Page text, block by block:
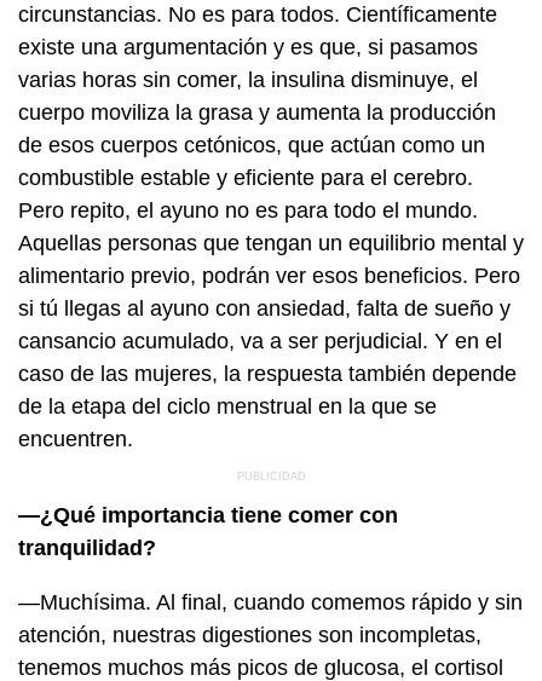
circunstancias. No es para todos. Científicamente
existe una argumentación y es que, si pasamos
varias horas sin comer, la insulina disminuye, el
cuerpo moviliza la grasa y aumenta la producción
de esos cuerpos cetónicos, que actúan como un
combustible estable y eficiente para el cerebro.
Pero repito, el ayuno no es para todo el mundo.
Aquellas personas que tengan un equilibrio mental y
alimentario previo, podrán ver esos beneficios. Pero
si tú llegas al ayuno con ansiedad, falta de sueño y
cansancio acumulado, va a ser perjudicial. Y en el
caso de las mujeres, la respuesta también depende
de la etapa del ciclo menstrual en la que se
encuentren.
—¿Qué importancia tiene comer con
tranquilidad?
—Muchísima. Al final, cuando comemos rápido y sin
atención, nuestras digestiones son incompletas,
tenemos muchos más picos de glucosa, el cortisol